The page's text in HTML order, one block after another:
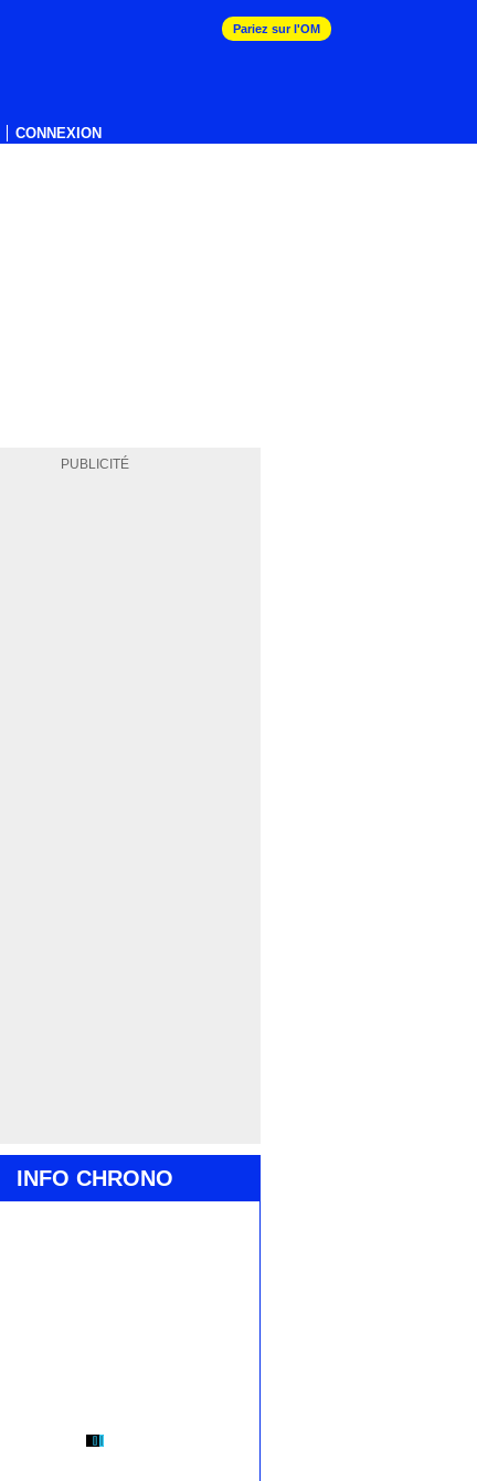
CONNEXION
Pariez sur l'OM
PUBLICITÉ
INFO CHRONO